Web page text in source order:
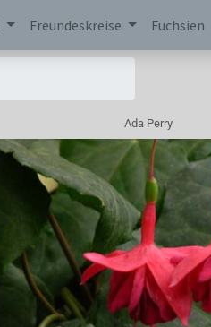
Freundeskreise Fuchsien
Ada Perry